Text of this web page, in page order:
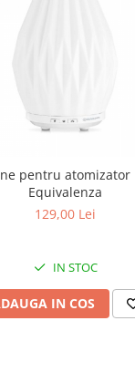
pentru atomizator
Equivalenza
129,00 Lei
IN STOC
IN COS